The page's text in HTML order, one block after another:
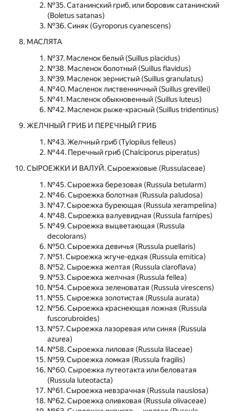
№35. Сатанинский гриб, или боровик сатанинский
(Boletus satanas)
№36. Синяк (Gyroporus cyanescens)
МАСЛЯТА
№37. Масленок белый (Suillus placidus)
№38. Масленок болотный (Suillus flavidus)
№39. Масленок зернистый (Suillus granulatus)
№40. Масленок лиственничный (Suillus grevillei)
№41. Масленок обыкновенный (Suillus luteus)
№42. Масленок рыже-красный (Suillus tridentinus)
ЖЕЛЧНЫЙ ГРИБ И ПЕРЕЧНЫЙ ГРИБ
№43. Желчный гриб (Tylopilus felleus)
№44. Перечный гриб (Chalciporus piperatus)
СЫРОЕЖКИ И ВАЛУЙ. Сыроежковые (Russulaceae)
№45. Сыроежка березовая (Russula betularm)
№46. Сыроежка болотная (Russula paludosa)
№47. Сыроежка буреющая (Russula xerampelina)
№48. Сыроежка валуевидная (Russula farnipes)
№49. Сыроежка выцветающая (Russula
decolorans)
№50. Сыроежка девичья (Russula puellaris)
№51. Сыроежка жгуче-едкая (Russula emitica)
№52. Сыроежка желтая (Russula claroflava)
№53. Сыроежка желчная (Russula fellea)
№54. Сыроежка зеленоватая (Russula virescens)
№55. Сыроежка золотистая (Russula aurata)
№56. Сыроежка краснеющая ложная (Russula
fuscorubroides)
№57. Сыроежка лазоревая или синяя (Russula
azurea)
№58. Сыроежка лиловая (Russula lilaceae)
№59. Сыроежка ломкая (Russula fragilis)
№60. Сыроежка лутеотакта или беловатая
(Russula luteotacta)
№61. Сыроежка невзрачная (Russula nauslosa)
№62. Сыроежка оливковая (Russula olivaceae)